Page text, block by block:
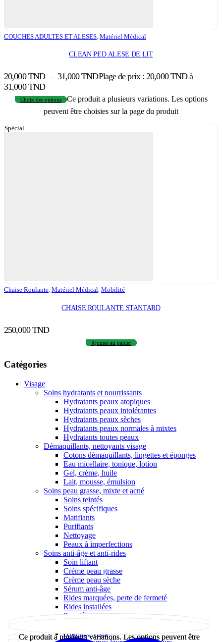
Ce produit a plusieurs variations. Les options peuvent être
Ce produit a plusieurs variations. Les options peuvent être
COUCHES ADULTES ET ALESES Matériel Médical
CLEAN PED ALESE DE LIT
20,000TND – 31,000TNDPlage de prix : 20,000 TND à
31,000 TND
Choix des options
Ce produit a plusieurs variations. Les options
peuvent être choisies sur la page du produit
Spécial
Chaise Roulante, Matériel Médical, Mobilité
CHAISE ROULANTE STANTARD
250,000TND
Ajouter au panier
Catégories
Visage
Soins hydratants et nourrissants
Hydratants peaux atopiques
Hydratants peaux intolérantes
Hydratants peaux sèches
Hydratants peaux normales à mixtes
Hydratants toutes peaux
Démaquillants, nettoyants visage
Cotons démaquillants, lingettes et éponges
Eau micellaire, tonique, lotion
Gel, crème, huile
Lait, mousse, émulsion
Soins peau grasse, mixte et acné
Soins teintés
Soins spécifiques
Matifiants
Purifiants
Nettoyage
Peaux à imperfections
Soins anti-âge et anti-rides
Soin liftant
Crème peau grasse
Crème peau sèche
Sérum anti-âge
Rides marquées, perte de fermeté
Rides installées
Premières rides
Anti-âge yeux